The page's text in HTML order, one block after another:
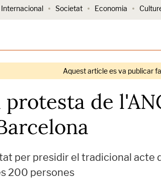
Internacional Societat Economia
Aquest article es va publicar
protesta de
per presidir el tradicional acte
200 persones